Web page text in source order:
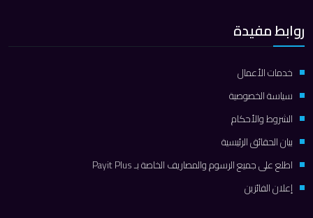
روابط مفيدة
خدمات الأعمال
سياسة الخصوصية
الشروط والأحكام
بيان الحقائق الرئيسية
اطلع على جميع الرسوم والمصاريف الخاصة بـ Payit Plus
إعلان الفائزين